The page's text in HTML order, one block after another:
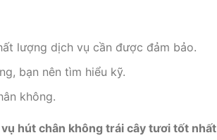
lượng dịch vụ cần được đảm bảo.
bạn nên tìm hiểu kỹ.
không.
hút chân không trái cây tươi tốt nhất